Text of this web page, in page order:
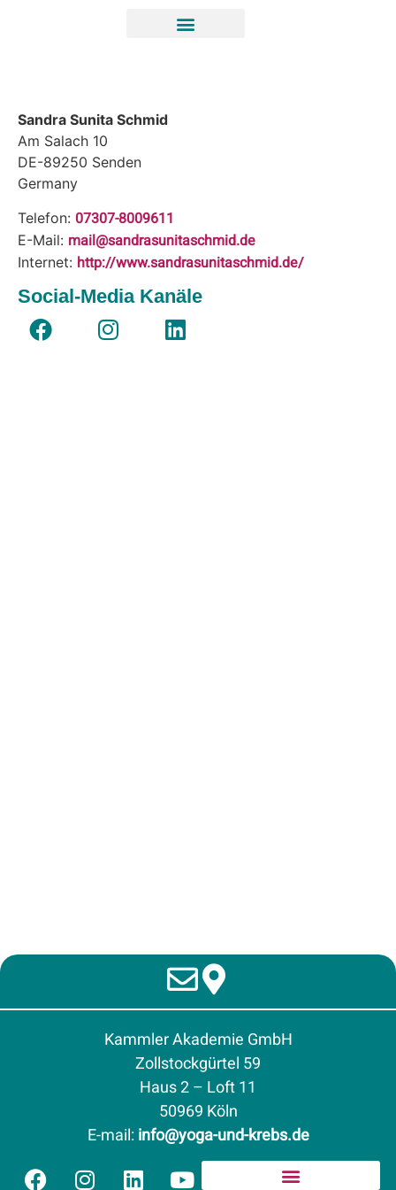
Sandra Sunita Schmid
Am Salach 10
DE-89250 Senden
Germany
Telefon: 07307-8009611
E-Mail: mail@sandrasunitaschmid.de
Internet: http://www.sandrasunitaschmid.de/
Social-Media Kanäle
Kammler Akademie GmbH
Zollstockgürtel 59
Haus 2 – Loft 11
50969 Köln
E-mail:info@yoga-und-krebs.de